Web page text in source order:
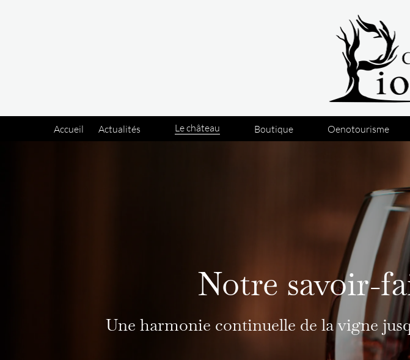
Accueil Actualités Le château Boutique Oenotourisme
Notre savoir-
Une harmonie continuelle de la vigne